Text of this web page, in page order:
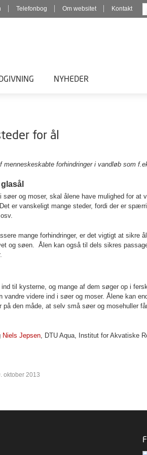
Telefonbog Om websitet Kontakt
NYHEDER
for ål
forhindringer i vandløb som
og moser, skal ålene have mulighed for at
er vanskeligt mange steder, fordi der er
mange forhindringer, er det vigtigt at sikre
og søen. Ålen kan også til dels sikres
til kysterne, og mange af dem søger op i
videre ind i søer og moser. Ålene kan
den måde, at selv små søer og mosehuller
Niels Jepsen, DTU Aqua, Institut for Akvatiske
oktober 2013